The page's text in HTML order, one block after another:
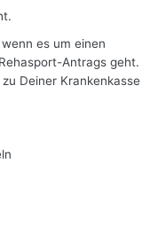
es um einen
Antrags geht.
Deiner Krankenkasse